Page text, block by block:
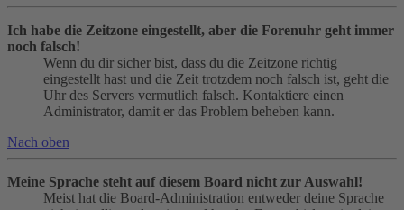
Ich habe die Zeitzone eingestellt, aber die Forenuhr geht immer
noch falsch!
Wenn du dir sicher bist, dass du die Zeitzone richtig
eingestellt hast und die Zeit trotzdem noch falsch ist, geht die
Uhr des Servers vermutlich falsch. Kontaktiere einen
Administrator, damit er das Problem beheben kann.
Nach oben
Meine Sprache steht auf diesem Board nicht zur Auswahl!
Meist hat die Board-Administration entweder deine Sprache